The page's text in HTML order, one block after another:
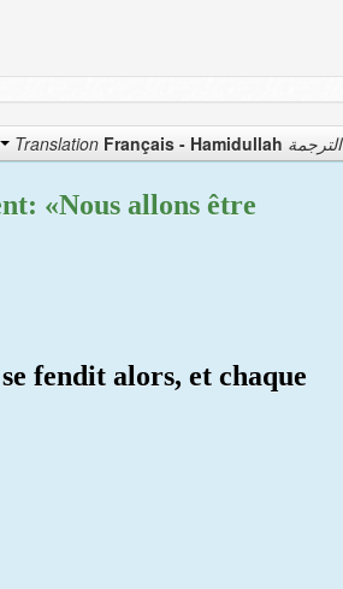
الترجمة Translation Français - Hamidullah
«Nous allons être
fendit alors, et chaque